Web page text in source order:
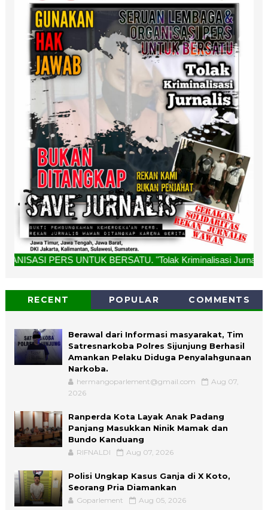
UNTUK BERSATU. "Tolak Kriminalisasi Jurnalis, Rekan
RECENT POPULAR COMMENTS
Berawal dari Informasi masyarakat, Tim
Satresnarkoba Polres Sijunjung Berhasil
Amankan Pelaku Diduga Penyalahgunaan
Narkoba.
hermangoparlement@gmail.com
Aug 07,
2026
Ranperda Kota Layak Anak Padang
Panjang Masukkan Ninik Mamak dan
Bundo Kanduang
RIFNALDI Aug 07, 2026
Polisi Ungkap Kasus Ganja di X Koto,
Seorang Pria Diamankan
Goparlement Aug 05, 2026